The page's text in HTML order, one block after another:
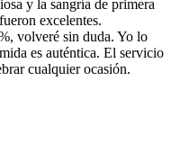
y la sangría de primera
excelentes.
volveré sin duda. Yo lo
es auténtica. El servicio
cualquier ocasión.